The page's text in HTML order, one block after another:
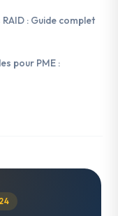
: Guide complet
pour PME :